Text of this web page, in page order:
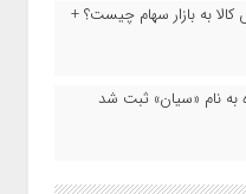
به بازار سهام چیست؟ +
به نام «سیان» ثبت شد